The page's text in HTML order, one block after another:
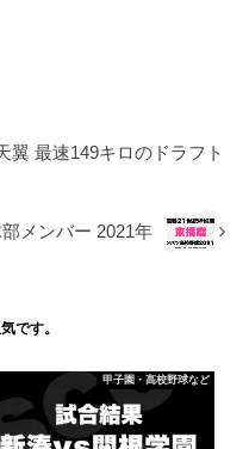
翼 最速149キロのドラフト
メンバー 2021年
です。
甲子園・高校野球など